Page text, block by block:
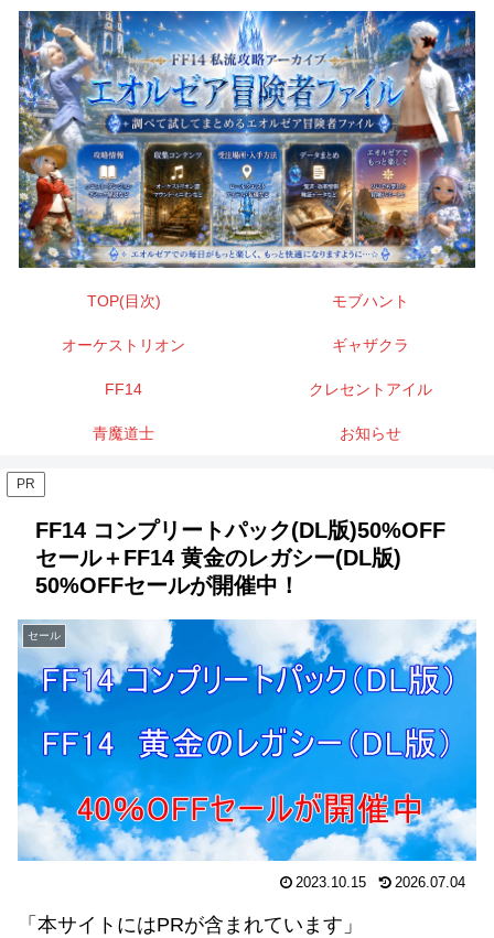
TOP(目次) モブハント
オーケストリオン ギャザクラ
FF14 クレセントアイル
青魔道士 お知らせ
PR
FF14 コンプリートパック(DL版)50%OFF
セール＋FF14 黄金のレガシー(DL版)
50%OFFセールが開催中！
セール
2023.10.15 2026.07.04
「本サイトにはPRが含まれています」